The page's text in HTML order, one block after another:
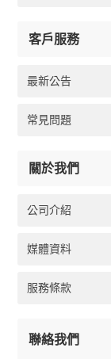
客戶服務
最新公告
常見問題
關於我們
公司介紹
媒體資料
服務條款
聯絡我們